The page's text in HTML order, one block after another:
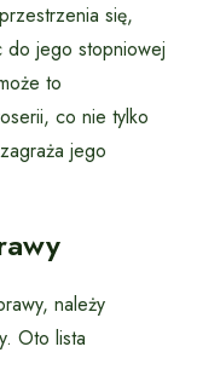
się,
do jego stopniowej
to
co nie tylko
jego
należy
Oto lista